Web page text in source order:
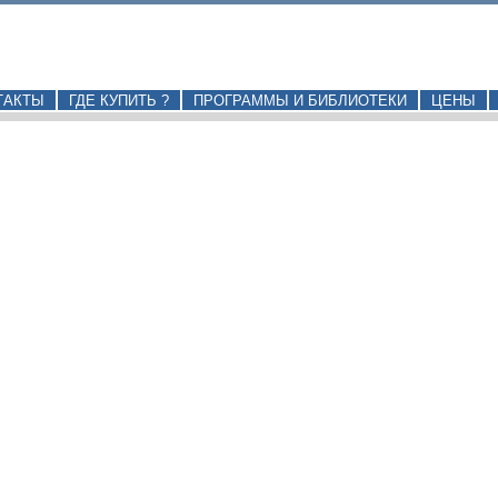
ГДЕ КУПИТЬ ? ПРОГРАММЫ И БИБЛИОТЕКИ ЦЕНЫ